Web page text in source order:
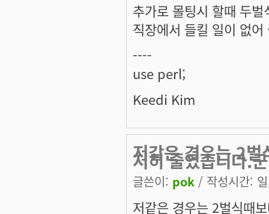
추가로 몰팅시 할때 두
직장에서 들킬 일이 없
----
use perl;
Keedi Kim
저같은 경우는 2
저히 줄었습니다.군
글쓴이: pok / 작성시간:
저같은 경우는 2벌식때